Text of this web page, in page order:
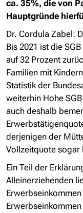
ca. 35%, die von
Hauptgründe
Dr. Cordula Zabel:
Bis 2021 ist die
auf 32 Prozent
Familien mit
Statistik der
weiterhin Hohe
auch deshalb
derjenigen der
Vollzeitquote sogar
Ein Teil der
Alleinerziehenden